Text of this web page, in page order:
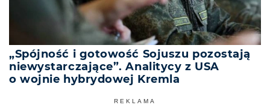
„Spójność i gotowość Sojuszu pozostają
niewystarczające”. Analitycy z USA
o wojnie hybrydowej Kremla
REKLAMA